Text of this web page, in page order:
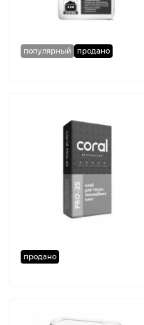
популярный продано
продано